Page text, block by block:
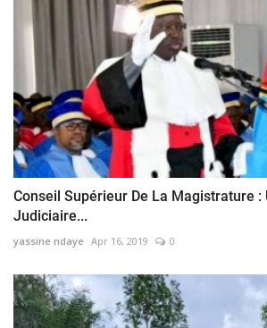
Conseil Supérieur De La Magistrature :
Judiciaire...
yassine ndaye Apr 16, 2019 0